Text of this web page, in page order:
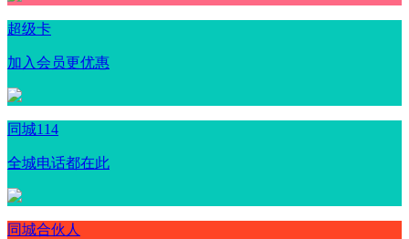
超级卡
加入会员更优惠
同城114
全城电话都在此
同城合伙人